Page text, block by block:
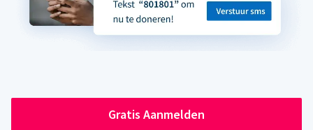
Gratis Aanmelden